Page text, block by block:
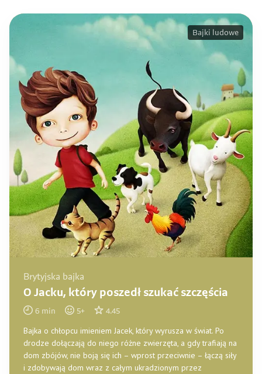
Bajki ludowe
Brytyjska bajka
O Jacku, który poszedł szukać szczęścia
6 min 5+ 4.45
Bajka o chłopcu imieniem Jacek, który wyrusza w świat. Po
drodze dołączają do niego różne zwierzęta, a gdy trafiają na
dom zbójów, nie boją się ich – wprost przeciwnie – łączą siły
i zdobywają dom wraz z całym ukradzionym przez